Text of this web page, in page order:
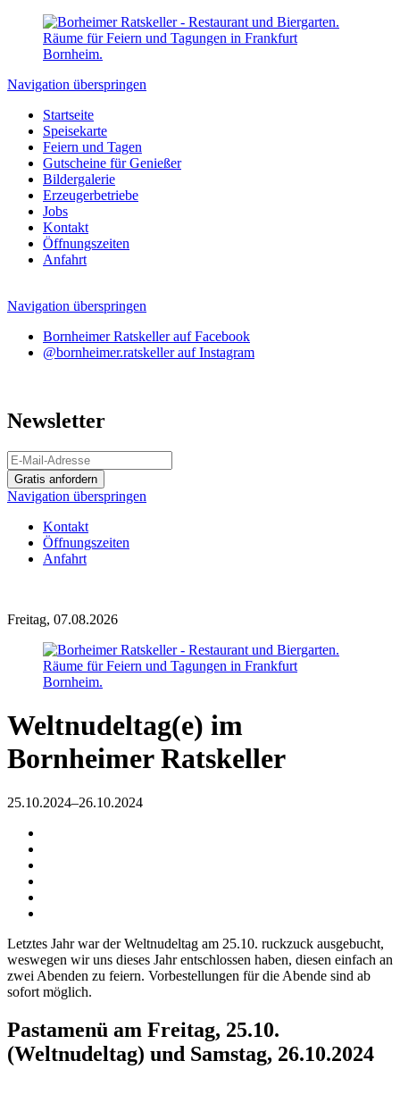
Navigation überspringen
Startseite
Speisekarte
Feiern und Tagen
Gutscheine für Genießer
Bildergalerie
Erzeugerbetriebe
Jobs
Kontakt
Öffnungszeiten
Anfahrt
Navigation überspringen
Bornheimer Ratskeller auf Facebook
@bornheimer.ratskeller auf Instagram
Newsletter
Gratis anfordern
Navigation überspringen
Kontakt
Öffnungszeiten
Anfahrt
Freitag, 07.08.2026
Weltnudeltag(e) im
Bornheimer Ratskeller
25.10.2024–26.10.2024
Letztes Jahr war der Weltnudeltag am 25.10. ruckzuck ausgebucht,
weswegen wir uns dieses Jahr entschlossen haben, diesen einfach an
zwei Abenden zu feiern. Vorbestellungen für die Abende sind ab
sofort möglich.
Pastamenü am Freitag, 25.10.
(Weltnudeltag) und Samstag, 26.10.2024